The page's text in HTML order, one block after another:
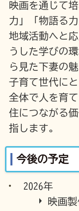
映画を通じて
力」「物語る
地域活動へと
うした学びの
ら見た下妻の
子育て世代に
全体で人を育
住につながる
指します。
今後の予定
2026年
映画